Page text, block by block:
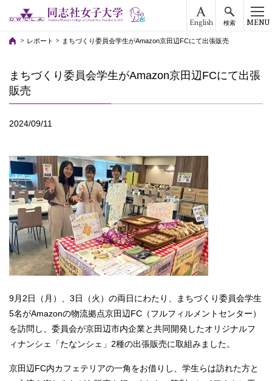
English 検索 MENU
レポート まちづくり委員会学生がAmazon京田辺FCにて出張販売
まちづくり委員会学生がAmazon京田辺FCにて出張
販売
2024/09/11
9月2日（月）、3日（火）の両日にわたり、まちづくり委員会学生
5名がAmazonの物流拠点京田辺FC（フルフィルメントセンター）
を訪問し、委員会が京田辺市内企業と共同開発したオリジナルフ
ィナンシェ「たなンシェ」2種の出張販売に取組みました。
京田辺FC内カフェテリアの一角をお借りし、学生らは訪れた方と